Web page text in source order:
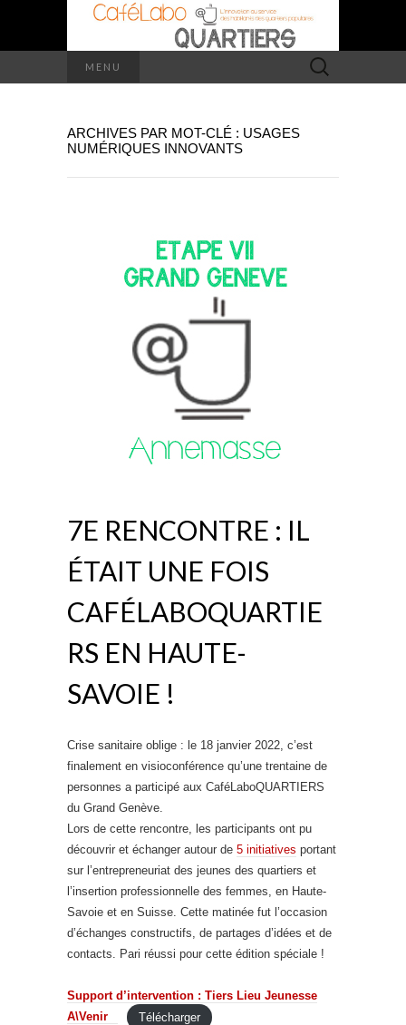
MENU Rechercher :
ARCHIVES PAR MOT-CLÉ : USAGES
NUMÉRIQUES INNOVANTS
7E RENCONTRE : IL
ÉTAIT UNE FOIS
CAFÉLABOQUARTIE
RS EN HAUTE-
SAVOIE !
Crise sanitaire oblige : le 18 janvier 2022, c’est
finalement en visioconférence qu’une trentaine de
personnes a participé aux CaféLaboQUARTIERS
du Grand Genève.
Lors de cette rencontre, les participants ont pu
découvrir et échanger autour de 5 initiatives portant
sur l’entrepreneuriat des jeunes des quartiers et
l’insertion professionnelle des femmes, en Haute-
Savoie et en Suisse. Cette matinée fut l’occasion
d’échanges constructifs, de partages d’idées et de
contacts. Pari réussi pour cette édition spéciale !
Support d’intervention : Tiers Lieu Jeunesse
A\Venir
Télécharger